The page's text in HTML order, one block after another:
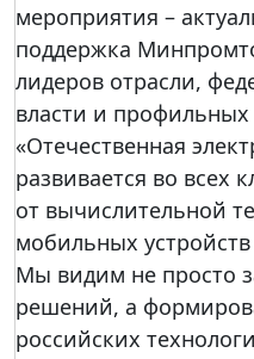
мероприятия –
поддержка
лидеров отрасли,
власти и
«Отечественная
развивается во всех
от вычислительной
мобильных
Мы видим не просто
решений, а
российских